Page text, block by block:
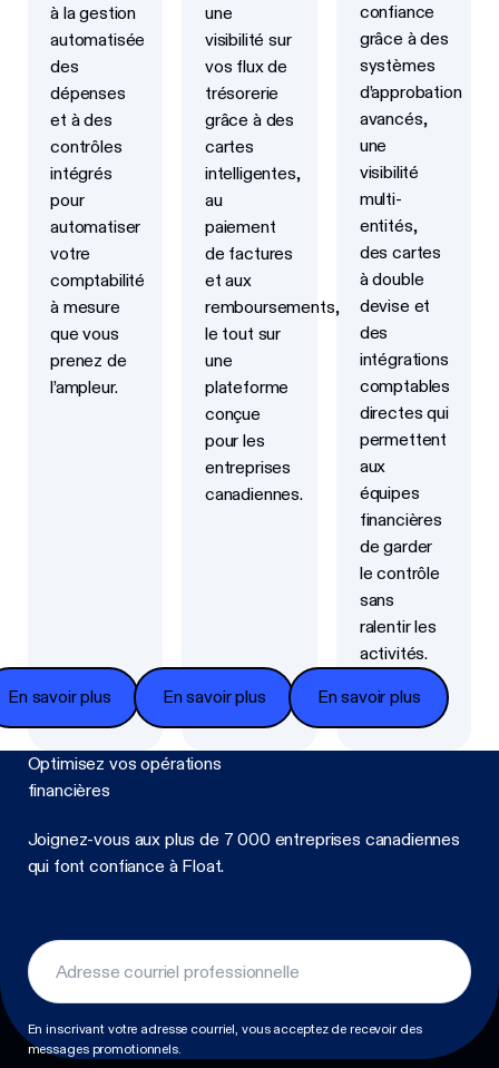
à la gestion
automatisée
des
dépenses
et à des
contrôles
intégrés
pour
automatiser
votre
comptabilité
à mesure
que vous
prenez de
l’ampleur.
En savoir plus
une
visibilité sur
vos flux de
trésorerie
grâce à des
cartes
intelligentes,
au
paiement
de factures
et aux
remboursements,
le tout sur
une
plateforme
conçue
pour les
entreprises
canadiennes.
En savoir plus
confiance
grâce à des
systèmes
d’approbation
avancés,
une
visibilité
multi-
entités,
des cartes
à double
devise et
des
intégrations
comptables
directes qui
permettent
aux
équipes
financières
de garder
le contrôle
sans
ralentir les
activités.
En savoir plus
Optimisez vos opérations
financières
Joignez-vous aux plus de 7 000 entreprises canadiennes
qui font confiance à Float.
En inscrivant votre adresse courriel, vous acceptez de recevoir des
messages promotionnels.
Footer